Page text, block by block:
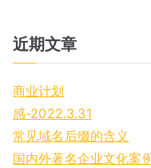
近期文章
商业计划
感-2022.3.31
常见域名后缀的含义
国内外著名企业文化案